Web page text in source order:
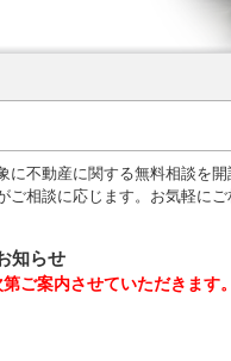
に不動産に関する無料相談を
ご相談に応じます。お気軽にご
知らせ
ご案内させていただきます。